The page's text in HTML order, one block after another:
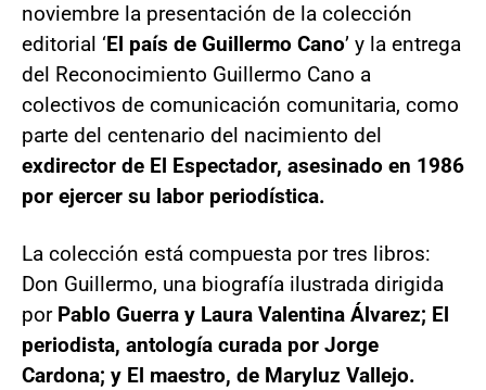
noviembre la presentación de la colección
editorial ‘El país de Guillermo Cano’ y la entrega
del Reconocimiento Guillermo Cano a
colectivos de comunicación comunitaria, como
parte del centenario del nacimiento del
exdirector de El Espectador, asesinado en 1986
por ejercer su labor periodística.
La colección está compuesta por tres libros:
Don Guillermo, una biografía ilustrada dirigida
por Pablo Guerra y Laura Valentina Álvarez; El
periodista, antología curada por Jorge
Cardona; y El maestro, de Maryluz Vallejo.